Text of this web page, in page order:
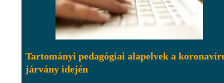
Tartományi pedagógiai alapelvek a
járvány idején